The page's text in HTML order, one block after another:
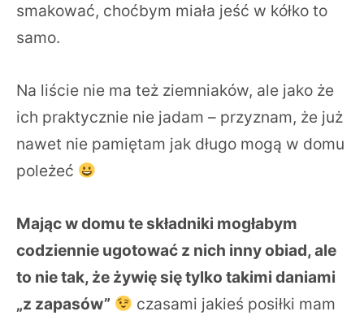
smakować, choćbym miała jeść w kółko to
samo.
Na liście nie ma też ziemniaków, ale jako że
ich praktycznie nie jadam – przyznam, że już
nawet nie pamiętam jak długo mogą w domu
poleżeć
Mając w domu te składniki mogłabym
codziennie ugotować z nich inny obiad, ale
to nie tak, że żywię się tylko takimi daniami
„z zapasów”
czasami jakieś posiłki mam